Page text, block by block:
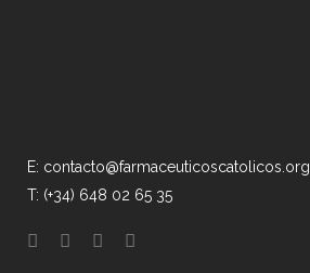
E: contacto@farmaceuticoscatolicos.org
T: (+34) 648 02 65 35